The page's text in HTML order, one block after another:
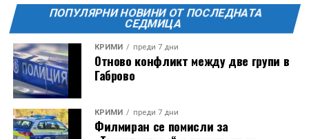
ПОПУЛЯРНИ НОВИНИ ОТ ПОСЛЕДНАТА
СЕДМИЦА
КРИМИ преди 7 дни
Отново конфликт между две групи в
Габрово
КРИМИ преди 7 дни
Филмиран се помисли за